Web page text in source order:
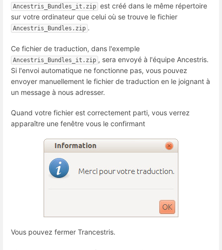
Ancestris_Bundles_it.zip est créé dans le même répertoire
sur votre ordinateur que celui où se trouve le fichier
Ancestris_Bundles.zip .
Ce fichier de traduction, dans l'exemple
Ancestris_Bundles_it.zip , sera envoyé à l'équipe Ancestris.
Si l'envoi automatique ne fonctionne pas, vous pouvez
envoyer manuellement le fichier de traduction en le joignant à
un message à nous adresser.
Quand votre fichier est correctement parti, vous verrez
apparaître une fenêtre vous le confirmant
Vous pouvez fermer Trancestris.